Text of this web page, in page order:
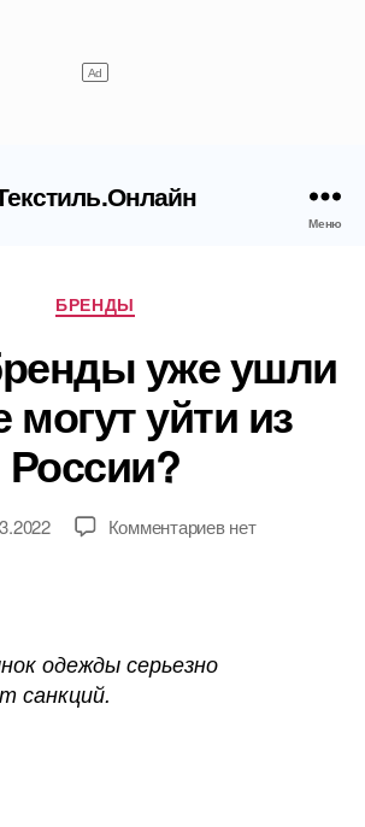
Меню
Рубрики
БРЕНДЫ
уже ушли
могут уйти из
России?
Комментариевк
нет
одежды серьезно
санкций.